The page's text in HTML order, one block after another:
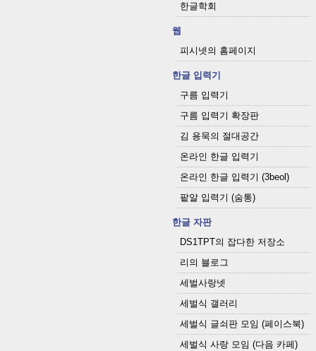
한글학회
웹
피시넷의 홈페이지
한글 입력기
구름 입력기
구름 입력기 확장판
김 용묵의 절대공간
온라인 한글 입력기
온라인 한글 입력기 (3beol)
팥알 입력기 (숨통)
한글 자판
DS1TPT의 잡다한 저장소
리의 블로그
세벌사랑넷
세벌식 갤러리
세벌식 글쇠판 모임 (페이스북)
세벌식 사랑 모임 (다음 카페)